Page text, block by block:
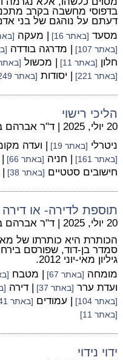
בדפוסי מחשבה בקרב
דעתם על נוהגם של בני
מסעד [באתר 16] | מעקה [באתר
[באתר 107] | מדרגה בודדה
חלון [באתר 11] | מכשול [באתר
[באתר 221] | יסודות [באתר 249]
הליכי רישוי
20 יולי, 2025 | ד"ר אברהם
ניטרלי [באתר 19] | ועדה
[באתר 161] | חניה [באתר 66]
חישובים סטטיים [באתר 38] |
תוספת לדירה- או
20 יולי, 2025 | ד"ר אברהם
הכותרת היא כותרתו של
גיליון מאי-יוני 2012.
מומחה [באתר 67] | מטבח
ועדת ערר [באתר 37] | דירה
[באתר 104] | עמודים [באתר 241]
[באתר 11]
ידוי נידוי